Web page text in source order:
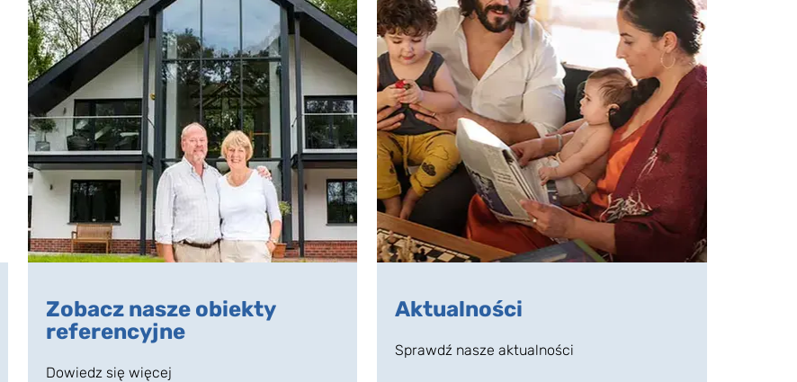
Zobacz nasze obiekty
referencyjne
Dowiedz się więcej
Aktualności
Sprawdź nasze aktualności